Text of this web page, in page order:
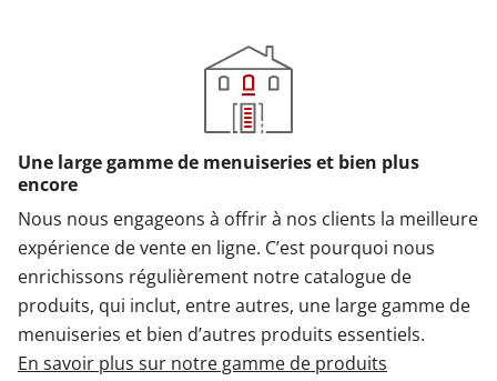
Une large gamme de menuiseries et bien plus
encore
Nous nous engageons à offrir à nos clients la meilleure
expérience de vente en ligne. C’est pourquoi nous
enrichissons régulièrement notre catalogue de
produits, qui inclut, entre autres, une large gamme de
menuiseries et bien d’autres produits essentiels.
En savoir plus sur notre gamme de produits